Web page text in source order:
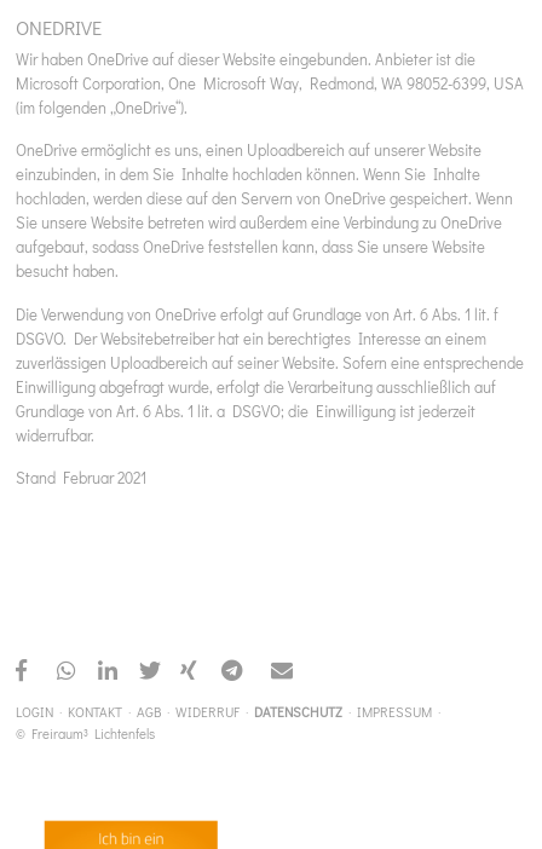
ONEDRIVE
Wir haben OneDrive auf dieser Website eingebunden. Anbieter ist die
Microsoft Corporation, One Microsoft Way, Redmond, WA 98052-6399, USA
(im folgenden „OneDrive“).
OneDrive ermöglicht es uns, einen Uploadbereich auf unserer Website
einzubinden, in dem Sie Inhalte hochladen können. Wenn Sie Inhalte
hochladen, werden diese auf den Servern von OneDrive gespeichert. Wenn
Sie unsere Website betreten wird außerdem eine Verbindung zu OneDrive
aufgebaut, sodass OneDrive feststellen kann, dass Sie unsere Website
besucht haben.
Die Verwendung von OneDrive erfolgt auf Grundlage von Art. 6 Abs. 1 lit. f
DSGVO. Der Websitebetreiber hat ein berechtigtes Interesse an einem
zuverlässigen Uploadbereich auf seiner Website. Sofern eine entsprechende
Einwilligung abgefragt wurde, erfolgt die Verarbeitung ausschließlich auf
Grundlage von Art. 6 Abs. 1 lit. a DSGVO; die Einwilligung ist jederzeit
widerrufbar.
Stand Februar 2021
NAVIGATION
ÜBERSPRINGEN
LOGIN KONTAKT AGB WIDERRUF DATENSCHUTZ
IMPRESSUM
© Freiraum³ Lichtenfels